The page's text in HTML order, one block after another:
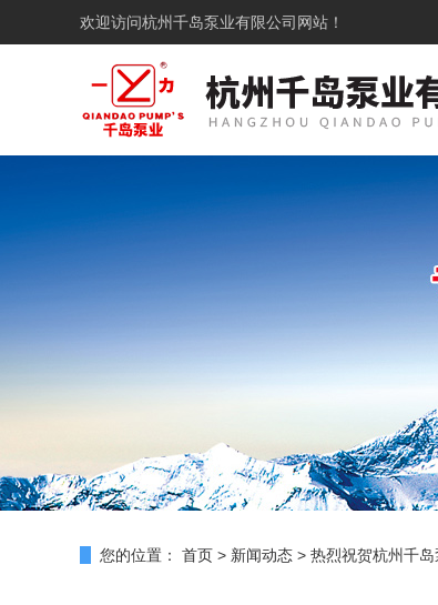
欢迎访问杭州千岛泵业有限公司网站！
您的位置： 首页 > 新闻动态 > 热烈祝贺杭州千